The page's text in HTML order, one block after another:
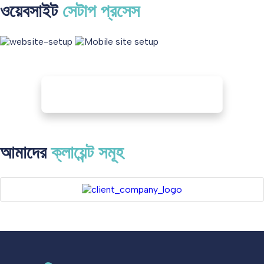
ওয়েবসাইটসেটাপ প্রসেস
আমাদেরক্লায়েন্ট সমূহ